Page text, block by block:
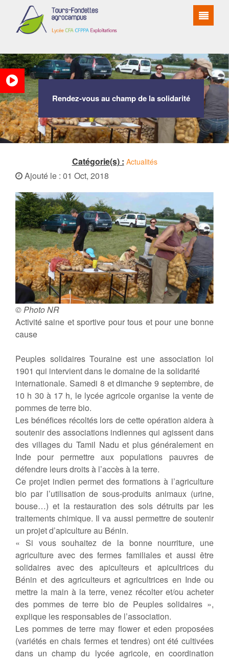
Rendez-vous au champ de la solidarité
Catégorie(s) : Actualités
Ajouté le : 01 Oct, 2018
© Photo NR
Activité saine et sportive pour tous et pour une bonne
cause
Peuples solidaires Touraine est une association loi
1901 qui intervient dans le domaine de la solidarité
internationale. Samedi 8 et dimanche 9 septembre, de
10 h 30 à 17 h, le lycée agricole organise la vente de
pommes de terre bio.
Les bénéfices récoltés lors de cette opération aidera à
soutenir des associations indiennes qui agissent dans
des villages du Tamil Nadu et plus généralement en
Inde pour permettre aux populations pauvres de
défendre leurs droits à l’accès à la terre.
Ce projet indien permet des formations à l’agriculture
bio par l’utilisation de sous-produits animaux (urine,
bouse…) et la restauration des sols détruits par les
traitements chimique. Il va aussi permettre de soutenir
un projet d’apiculture au Bénin.
« Si vous souhaitez de la bonne nourriture, une
agriculture avec des fermes familiales et aussi être
solidaires avec des apiculteurs et apicultrices du
Bénin et des agriculteurs et agricultrices en Inde ou
mettre la main à la terre, venez récolter et/ou acheter
des pommes de terre bio de Peuples solidaires »,
explique les responsables de l’association.
Les pommes de terre may flower et eden proposées
(variétés en chais fermes et tendres) ont été cultivées
dans un champ du lycée agricole, en coordination